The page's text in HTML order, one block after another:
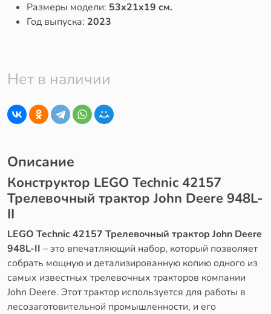
Размеры модели: 53x21x19 см.
Год выпуска: 2023
Нет в наличии
Описание
Конструктор LEGO Technic 42157
Трелевочный трактор John Deere 948L-
II
LEGO Technic 42157 Трелевочный трактор John Deere
948L-II – это впечатляющий набор, который позволяет
собрать мощную и детализированную копию одного из
самых известных трелевочных тракторов компании
John Deere. Этот трактор используется для работы в
лесозаготовительной промышленности, и его